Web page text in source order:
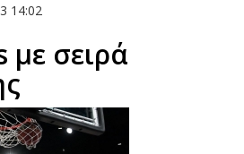
14:02
με σειρά